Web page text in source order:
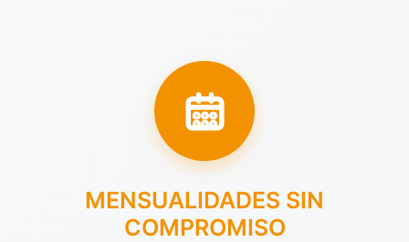
MENSUALIDADES SIN
COMPROMISO